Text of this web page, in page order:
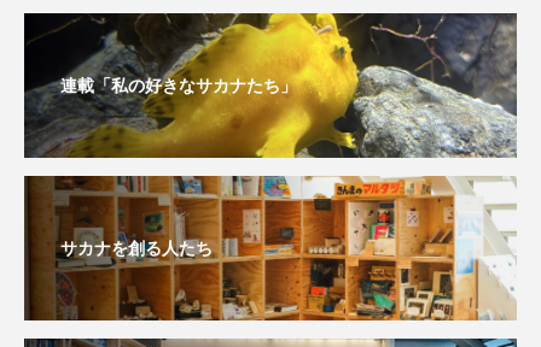
連載「私の好きなサカナたち」
サカナを創る人たち